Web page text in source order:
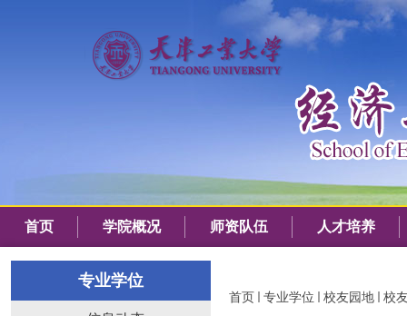
首页 学院概况 师资队伍 人才培养
专业学位
首页 专业学位 校友园地 校